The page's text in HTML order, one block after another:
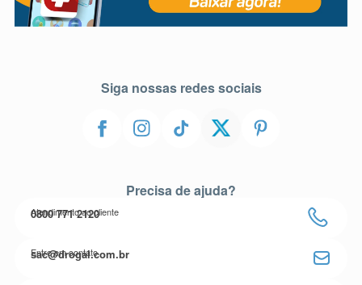
Siga nossas redes sociais
Precisa de ajuda?
Atendimento ao cliente
0800 771 2120
Entre em contato
sac@drogal.com.br